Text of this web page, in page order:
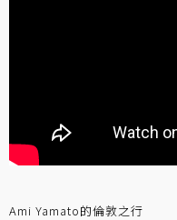
Ami Yamato的倫敦之行